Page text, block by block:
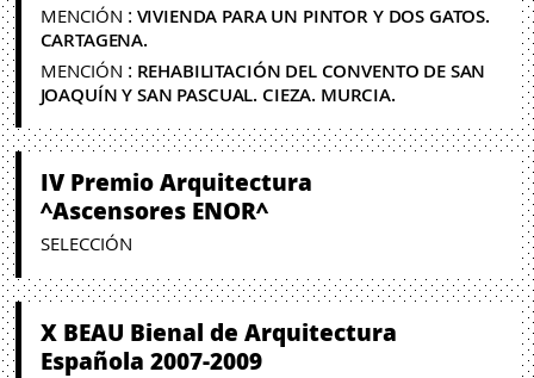
MENCIÓN : VIVIENDA PARA UN PINTOR Y DOS GATOS.
CARTAGENA.
MENCIÓN : REHABILITACIÓN DEL CONVENTO DE SAN
JOAQUÍN Y SAN PASCUAL. CIEZA. MURCIA.
IV Premio Arquitectura
^Ascensores ENOR^
SELECCIÓN
X BEAU Bienal de Arquitectura
Española 2007-2009